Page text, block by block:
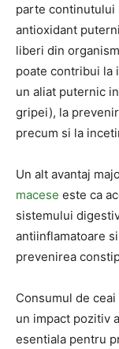
parte continutului
antioxidant
liberi din
poate contribui la
un aliat puternic
gripei), la
precum si la
Un alt avantaj
macese este ca
sistemului
antiinflamatoare
prevenirea
Consumul de
un impact pozitiv
esentiala pentru